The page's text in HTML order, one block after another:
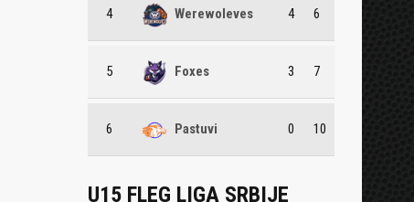
4 Werewoleves 4 6
5 Foxes 3 7
6 Pastuvi 0 10
U15 FLEG LIGA SRBIJE